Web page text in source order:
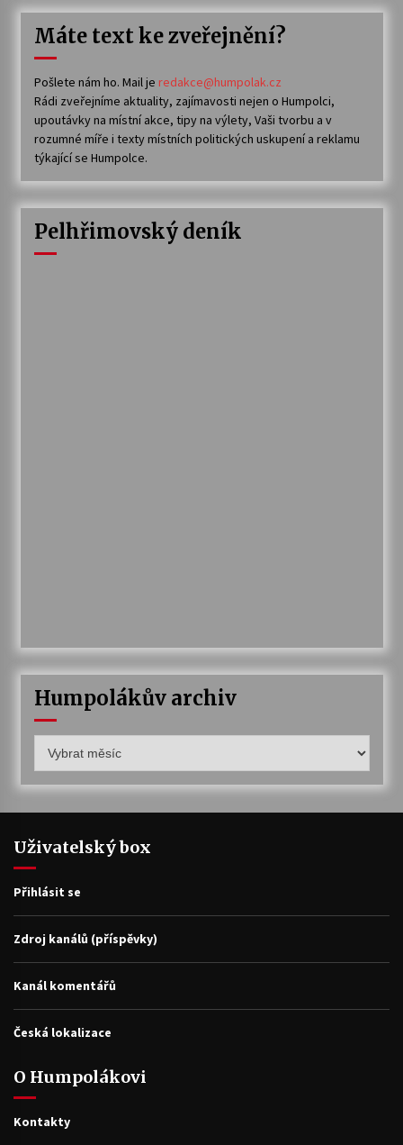
Máte text ke zveřejnění?
Pošlete nám ho. Mail je redakce@humpolak.cz
Rádi zveřejníme aktuality, zajímavosti nejen o Humpolci,
upoutávky na místní akce, tipy na výlety, Vaši tvorbu a v
rozumné míře i texty místních politických uskupení a reklamu
týkající se Humpolce.
Pelhřimovský deník
Humpolákův archiv
archiv
Uživatelský box
Přihlásit se
Zdroj kanálů (příspěvky)
Kanál komentářů
Česká lokalizace
O Humpolákovi
Kontakty